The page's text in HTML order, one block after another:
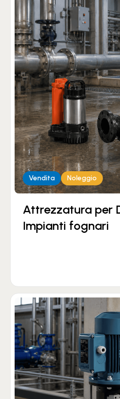
Vendita Noleggio
Attrezzatura per
Impianti fognari